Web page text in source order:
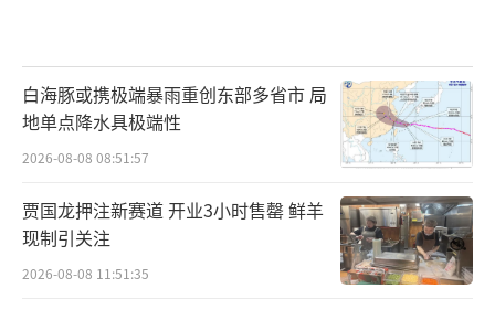
白海豚或携极端暴雨重创东部多省市 局
地单点降水具极端性
2026-08-08 08:51:57
贾国龙押注新赛道 开业3小时售罄 鲜羊
现制引关注
2026-08-08 11:51:35